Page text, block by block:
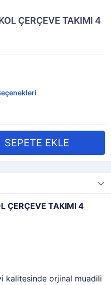
ÇERÇEVE TAKIMI 4
ÇERÇEVE TAKIMI 4
kalitesinde orjinal muadili